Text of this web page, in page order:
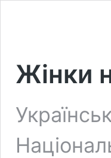
Жінки